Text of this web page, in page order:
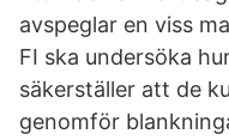
avspeglar en viss
FI ska undersöka
säkerställer att de
genomför